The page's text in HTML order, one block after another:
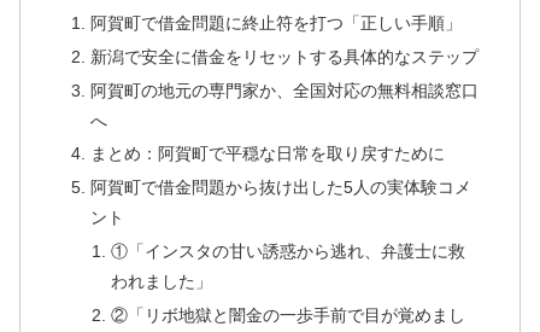
阿賀町で借金問題に終止符を打つ「正しい手順」
新潟で安全に借金をリセットする具体的なステップ
阿賀町の地元の専門家か、全国対応の無料相談窓口
へ
まとめ：阿賀町で平穏な日常を取り戻すために
阿賀町で借金問題から抜け出した5人の実体験コメ
ント
①「インスタの甘い誘惑から逃れ、弁護士に救
われました」
②「リボ地獄と闇金の一歩手前で目が覚めまし